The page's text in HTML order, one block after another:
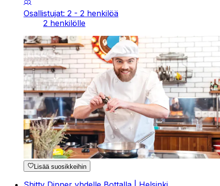
Osallistujat: 2 - 2 henkilöä
2 henkilölle
Lisää suosikkeihin